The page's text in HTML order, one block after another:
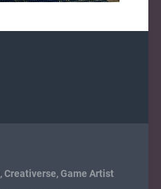
,Creativerse,Game Artist